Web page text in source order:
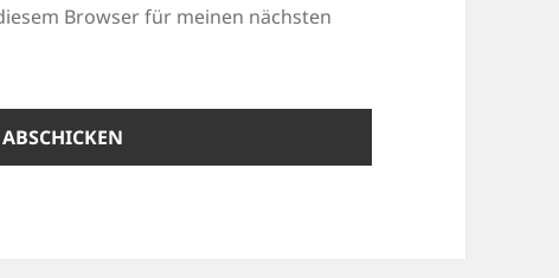
Browser für meinen nächsten